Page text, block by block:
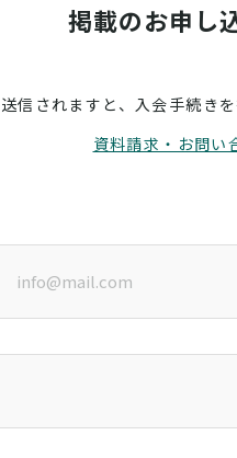
掲載のお申し
信されますと、入会手続き
資料請求・お問い